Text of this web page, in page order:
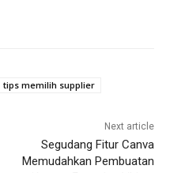
tips memilih supplier
Next article
Segudang Fitur Canva
Memudahkan Pembuatan